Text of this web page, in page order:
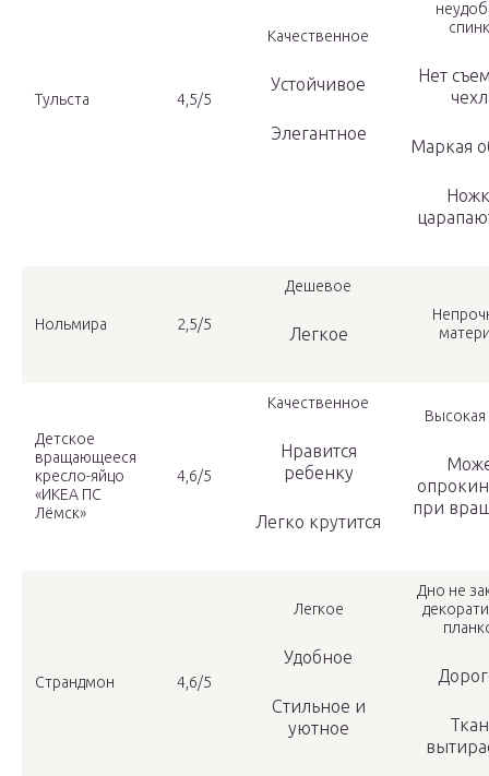
Тульста 4,5/5
Качественное
Устойчивое
Элегантное
Нет
Маркая
Нольмира 2,5/5
Дешевое
Легкое
Детское
вращающееся
кресло-яйцо
«ИКЕА ПС
Лёмск»
4,6/5
Качественное
Нравится
ребенку
Легко крутится
Высокая
при
Страндмон 4,6/5
Легкое
Удобное
Стильное и
уютное
Дно не